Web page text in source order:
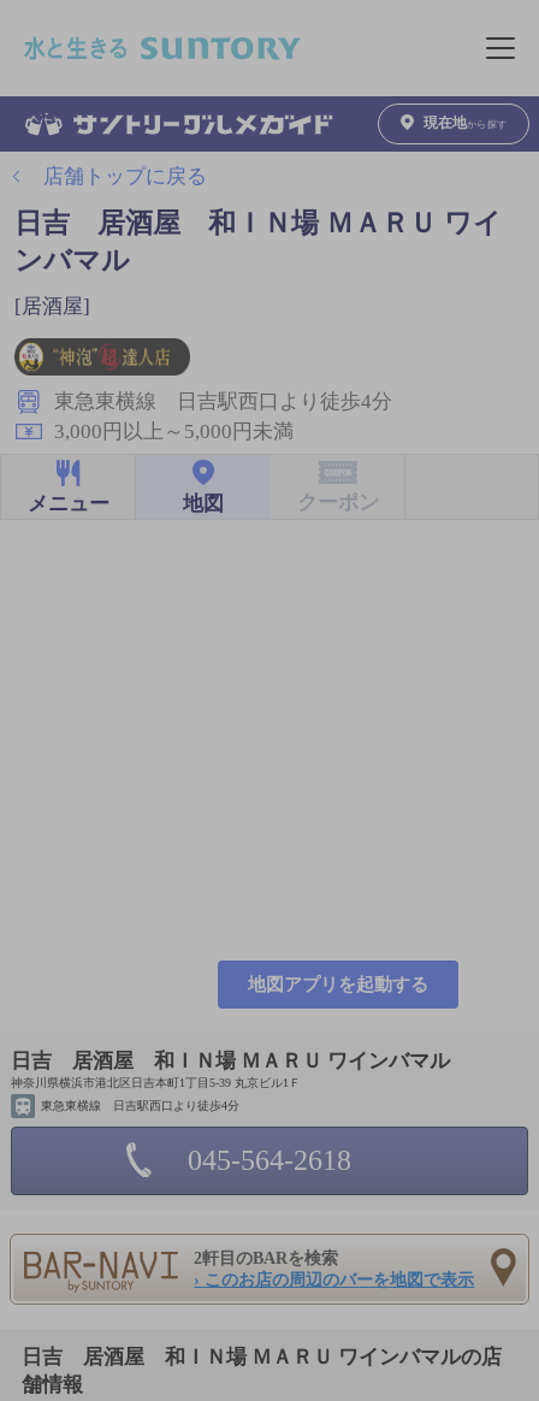
メニュ
現在地から探す
店舗トップに戻る
日吉 居酒屋 和ＩＮ場 ＭＡＲＵ ワイ
ンバマル
[居酒屋]
東急東横線 日吉駅西口より徒歩4分
3,000円以上～5,000円未満
メニュー 地図 クーポン
地図アプリを起動する
日吉 居酒屋 和ＩＮ場 ＭＡＲＵ ワインバマル
神奈川県横浜市港北区日吉本町1丁目5-39 丸京ビル1Ｆ
東急東横線 日吉駅西口より徒歩4分
045-564-2618
2軒目のBARを検索
› このお店の周辺のバーを地図で表示
日吉 居酒屋 和ＩＮ場 ＭＡＲＵ ワインバマルの店
舗情報